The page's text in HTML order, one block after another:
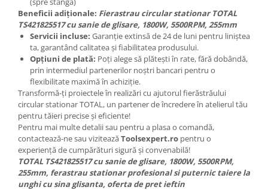
Beneficii adiționale: Fierastrau circular stationar TOTAL
TS421825517 cu sanie de glisare, 1800W, 5500RPM, 255mm
Servicii incluse: Garanție extinsă de 24 de luni pentru liniștea
ta, garantând calitatea și fiabilitatea produsului.
Opțiuni de plată: Poți alege să plătești în rate, fără dobândă,
prin intermediul partenerilor noștri bancari pentru o
flexibilitate maximă în achiziție.
Transformă-ți proiectele în realizări cu ajutorul fierăstrăului
circular stationar TOTAL, un partener de încredere în atelierul tău
pentru tăieri precise și eficiente!
Pentru mai multe detalii sau pentru a plasa o comandă,
contactează-ne sau viziteazăToolsexpert.ro pentru o
experiență de cumpărături sigură și convenabilă!
TOTAL TS421825517 cu sanie de glisare, 1800W, 5500RPM,
255mm, ferastrau stationar profesional si puternic taiere la
unghi cu sina glisanta, oferta de pret ieftin